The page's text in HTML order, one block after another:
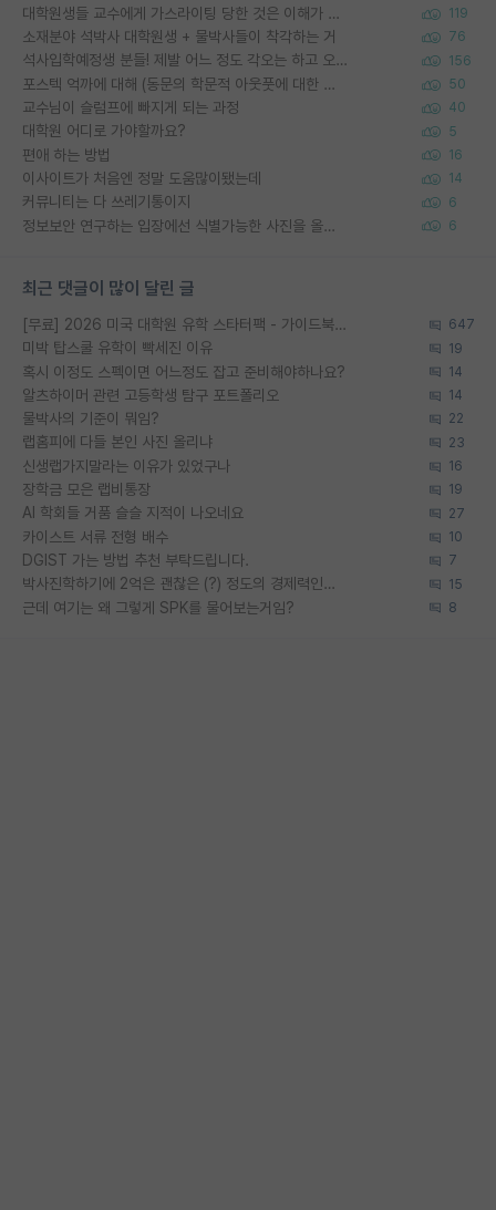
대학원생들 교수에게 가스라이팅 당한 것은 이해가 갑니다. 안타깝네요. 119
소재분야 석박사 대학원생 + 물박사들이 착각하는 거 76
석사입학예정생 분들! 제발 어느 정도 각오는 하고 오세요. 156
포스텍 억까에 대해 (동문의 학문적 아웃풋에 대한 반박) 50
교수님이 슬럼프에 빠지게 되는 과정 40
대학원 어디로 가야할까요? 5
편애 하는 방법 16
이사이트가 처음엔 정말 도움많이됐는데 14
커뮤니티는 다 쓰레기통이지 6
정보보안 연구하는 입장에선 식별가능한 사진을 올리는건 비추이긴함 6
최근 댓글이 많이 달린 글
[무료] 2026 미국 대학원 유학 스타터팩 - 가이드북 & 합격자 컨택메일 템플릿 647
미박 탑스쿨 유학이 빡세진 이유 19
혹시 이정도 스펙이면 어느정도 잡고 준비해야하나요? 14
알츠하이머 관련 고등학생 탐구 포트폴리오 14
물박사의 기준이 뭐임? 22
랩홈피에 다들 본인 사진 올리냐 23
신생랩가지말라는 이유가 있었구나 16
장학금 모은 랩비통장 19
AI 학회들 거품 슬슬 지적이 나오네요 27
카이스트 서류 전형 배수 10
DGIST 가는 방법 추천 부탁드립니다. 7
박사진학하기에 2억은 괜찮은 (?) 정도의 경제력인가요 15
근데 여기는 왜 그렇게 SPK를 물어보는거임? 8